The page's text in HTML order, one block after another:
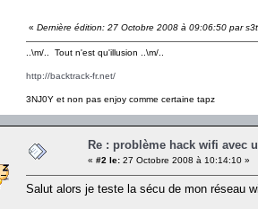
« Dernière édition: 27 Octobre 2008 à 09:06:50 par
..\m/.. Tout n'est qu'illusion ..\m/..
http://backtrack-fr.net/
3NJ0Y et non pas enjoy comme certaine tapz
Re : problème hack wifi avec
« #2 le: 27 Octobre 2008 à 10:14:10 »
Salut alors je teste la sécu de mon réseau